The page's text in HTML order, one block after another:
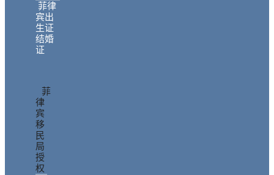
菲律
宾出
生证
结婚
证
菲
律
宾
移
民
局
授
权